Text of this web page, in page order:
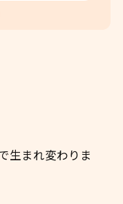
生まれ変わりま